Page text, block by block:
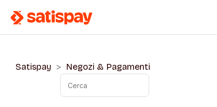
Satispay Negozi & Pagamenti